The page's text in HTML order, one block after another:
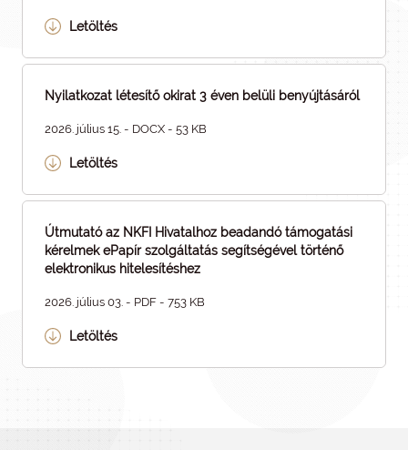
Letöltés
Nyilatkozat létesítő okirat 3 éven belüli benyújtásáról
2026. július 15. - DOCX - 53 KB
Letöltés
Útmutató az NKFI Hivatalhoz beadandó támogatási
kérelmek ePapír szolgáltatás segítségével történő
elektronikus hitelesítéshez
2026. július 03. - PDF - 753 KB
Letöltés